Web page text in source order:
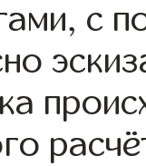
с